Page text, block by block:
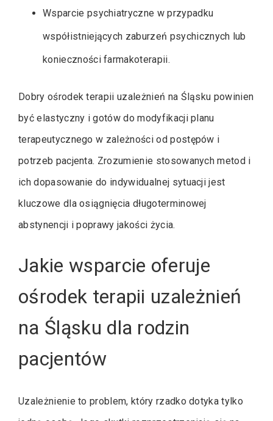
Wsparcie psychiatryczne w przypadku
współistniejących zaburzeń psychicznych lub
konieczności farmakoterapii.
Dobry ośrodek terapii uzależnień na Śląsku powinien
być elastyczny i gotów do modyfikacji planu
terapeutycznego w zależności od postępów i
potrzeb pacjenta. Zrozumienie stosowanych metod i
ich dopasowanie do indywidualnej sytuacji jest
kluczowe dla osiągnięcia długoterminowej
abstynencji i poprawy jakości życia.
Jakie wsparcie oferuje
ośrodek terapii uzależnień
na Śląsku dla rodzin
pacjentów
Uzależnienie to problem, który rzadko dotyka tylko